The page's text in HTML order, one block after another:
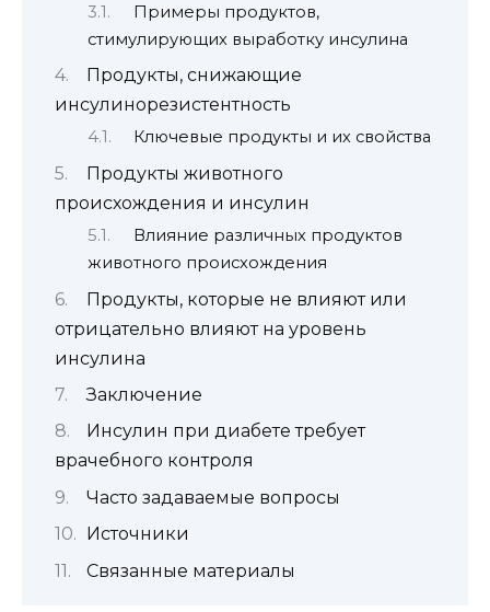
Примеры продуктов,
стимулирующих выработку инсулина
Продукты, снижающие
инсулинорезистентность
Ключевые продукты и их свойства
Продукты животного
происхождения и инсулин
Влияние различных продуктов
животного происхождения
Продукты, которые не влияют или
отрицательно влияют на уровень
инсулина
Заключение
Инсулин при диабете требует
врачебного контроля
Часто задаваемые вопросы
Источники
Связанные материалы